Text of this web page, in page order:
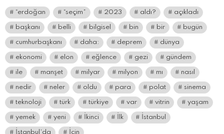
“erdoğan “seçim” 2023 aldı? açıkladı
başkanı belli bilgisel bin bir bugün
cumhurbaşkanı daha: deprem dünya
ekonomi elon eğlence gezi gündem
ile manşet milyar milyon mı nasıl
nedir neler oldu para polat sinema
teknoloji türk türkiye var vitrin yaşam
yemek yeni İkinci İlk İstanbul
İstanbul’da İçin